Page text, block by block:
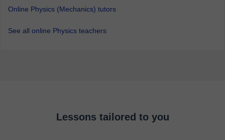
Online Physics (Mechanics) tutors
See all online Physics teachers
Lessons tailored to you